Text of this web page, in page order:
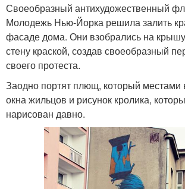
Своеобразный антихудожественный
Молодежь Нью-Йорка решила залить
фасаде дома. Они взобрались на
стену краской, создав своеобразный
своего протеста.
Заодно портят плющ, который местами
окна жильцов и рисунок кролика,
нарисован давно.